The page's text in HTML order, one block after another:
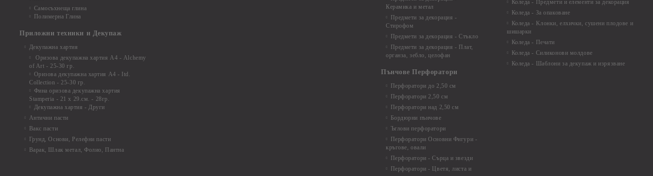
Самосъхнеща глина
Полимерна Глина
Приложни техники и Декупаж
Декупажна хартия
Оризова декупажна хартия А4 - Alchemy
of Art - 25-30 гр.
Оризова декупажна хартия А4 - Itd.
Collection - 25-30 гр.
Фина оризова декупажна хартия
Stamperia - 21 х 29.см. - 28гр.
Декупажна хартия - Други
Антични пасти
Вакс пасти
Грунд, Основи, Релефни пасти
Варак, Шлак метал, Фолио, Пантна
Керамика и метал
Предмети за декорация -
Стирофом
Предмети за декорация - Стъкло
Предмети за декорация - Плат,
органза, зебло, целофан
Пънчове Перфоратори
Перфоратори до 2,50 см
Перфоратори 2,50 см
Перфоратори над 2,50 см
Бордюрни пънчове
Ъглови перфоратори
Перфоратори Основни Фигури -
кръгове, овали
Перфоратори - Сърца и звезди
Перфоратори - Цветя, листа и
Коледа - Предмети и елементи за декорация
Коледа - За опаковане
Коледа - Kлонки, елхички, сушени плодове и
шишарки
Коледа - Печати
Коледа - Силиконови молдове
Коледа - Шаблони за декупаж и изрязване